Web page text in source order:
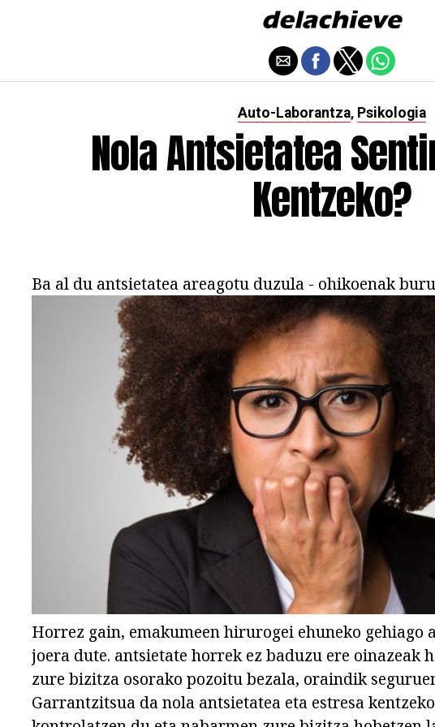
Auto-Laborantza, Psikologia
Nola Antsietatea
Kentzeko?
Ba al du antsietatea areagotu duzula - ohikoenak
Horrez gain, emakumeen hirurogei ehuneko gehiago
joera dute. antsietate horrek ez baduzu ere oinazeak
zure bizitza osorako pozoitu bezala, oraindik
Garrantzitsua da nola antsietatea eta estresa